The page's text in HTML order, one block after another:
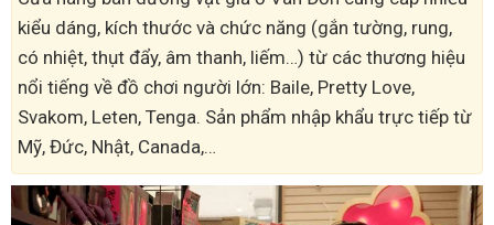
kiểu dáng, kích thước và chức năng (gắn tường, rung,
có nhiệt, thụt đẩy, âm thanh, liếm…) từ các thương hiệu
nổi tiếng về đồ chơi người lớn: Baile, Pretty Love,
Svakom, Leten, Tenga. Sản phẩm nhập khẩu trực tiếp từ
Mỹ, Đức, Nhật, Canada,…